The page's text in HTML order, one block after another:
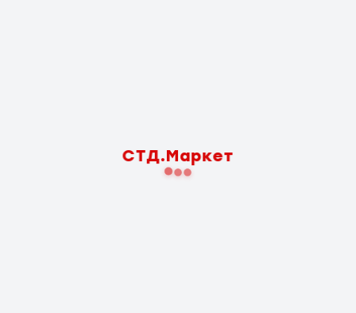
СТД.Маркет